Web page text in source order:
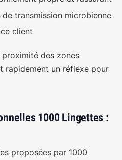
de transmission microbienne
client
des zones
rapidement un réflexe pour
1000 Lingettes :
proposées par 1000